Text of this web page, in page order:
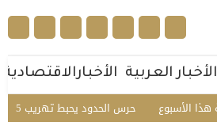
الأخبار العربية الأخبارالاقتصادية
حرس الحدود يحبط تهريب 45 كيلوجرامًا من الحشيش في عسير ويقبض على 3 مخالفين